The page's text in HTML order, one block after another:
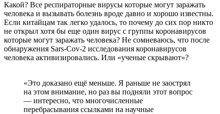
Какой? Все респираторные вирусы которые могут заражать
человека и вызывать болезнь вроде давно и хорошо известны.
Если китайцам так легко удалось, то почему до сих пор никто
не открыл хотя бы еще один вирус с группы коронавирусов
которые могут заражать человека? Не сомневаюсь, что после
обнаружения Sars-Cov-2 исследования коронавирусов
человека активизировались. Или «ученые скрывают»?
«Это доказано ещё меньше. Я раньше не заострял
на этом внимание, но раз вы подняли этот вопрос
— интересно, что многочисленные
перебрасывания ссылками на научные